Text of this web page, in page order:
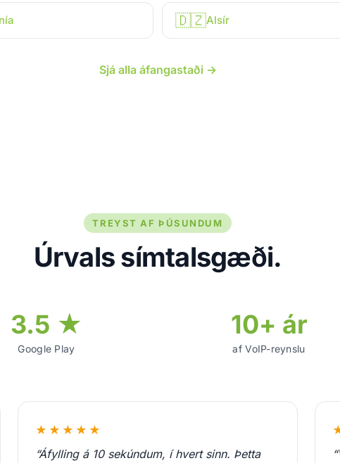
🇩🇿Alsír
Sjá alla áfangastaði →
TREYST AF ÞÚSUNDUM
Úrvals símtalsgæði.
3.5 ★
Google Play
10+ ár
af VoIP-reynslu
★★★★★
“Áfylling á 10 sekúndum, í hvert sinn. Þetta